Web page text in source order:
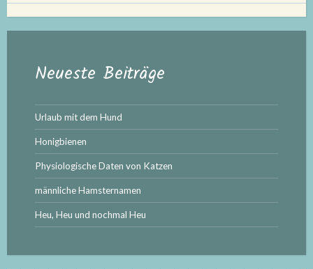
Neueste Beiträge
Urlaub mit dem Hund
Honigbienen
Physiologische Daten von Katzen
männliche Hamsternamen
Heu, Heu und nochmal Heu